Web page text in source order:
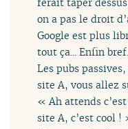
on a pas le droit
Google est plus
tout ça... Enfin bref.
Les pubs
site A, vous allez
« Ah attends
site A, c’est cool